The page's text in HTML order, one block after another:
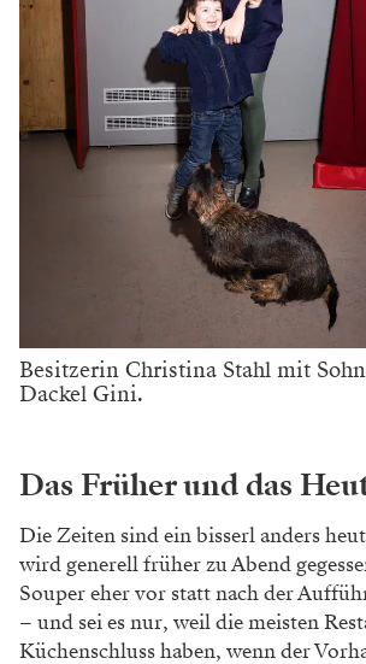
einem mondänen Restaurant oder –
kaum mehr – der glanzvollen
privatem Rahmen gekoppelt. Das eine
andere? Da hätten sich, nur ein
und der Kaiser gar nie beim Souper
Nicht einmal professionelle Kritiker
Altenberg oder Alfred Polgar, die
mussten, hätten sich das Souper nach
entgehen lassen wollen. Man ist doch